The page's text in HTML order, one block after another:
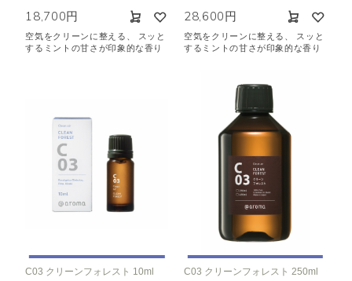
18,700円
空気をクリーンに整える、 スッと
するミントの甘さが印象的な香り
28,600円
空気をクリーンに整える、 スッと
するミントの甘さが印象的な香り
C03 クリーンフォレスト 10ml C03 クリーンフォレスト 250ml